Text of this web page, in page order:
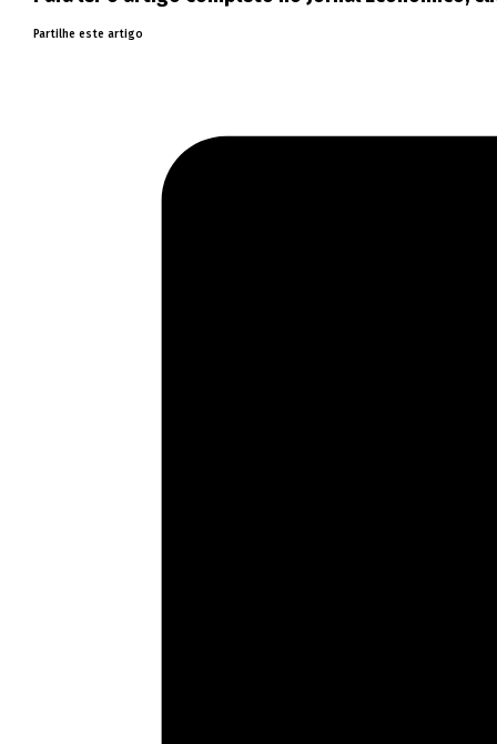
Partilhe este artigo